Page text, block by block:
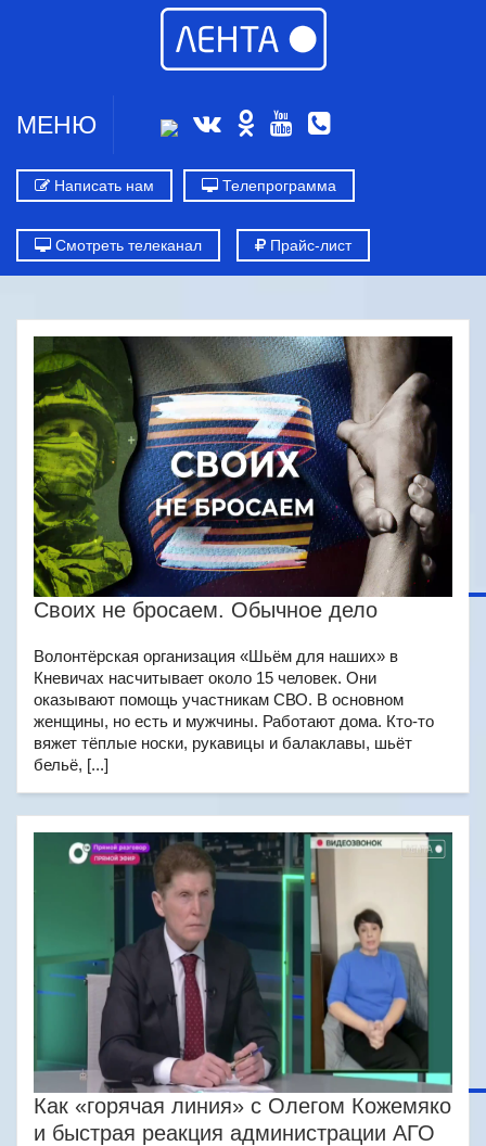
МЕНЮ
Написать нам Телепрограмма
Смотреть телеканал Прайс-лист
Своих не бросаем. Обычное дело
Волонтёрская организация «Шьём для наших» в
Кневичах насчитывает около 15 человек. Они
оказывают помощь участникам СВО. В основном
женщины, но есть и мужчины. Работают дома. Кто-то
вяжет тёплые носки, рукавицы и балаклавы, шьёт
бельё, [...]
Как «горячая линия» с Олегом Кожемяко
и быстрая реакция администрации АГО